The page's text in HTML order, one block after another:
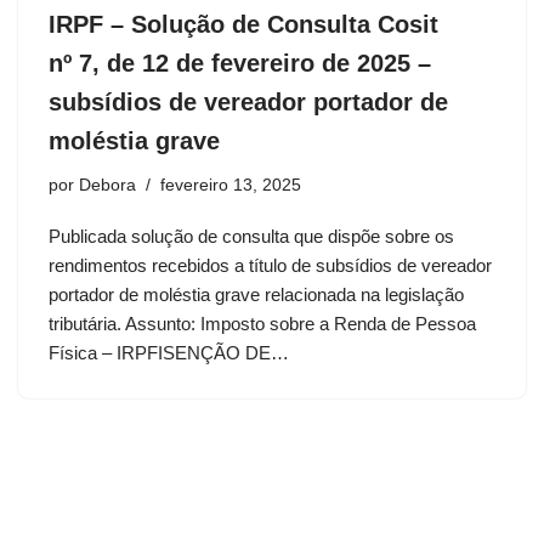
IRPF – Solução de Consulta Cosit
nº 7, de 12 de fevereiro de 2025 –
subsídios de vereador portador de
moléstia grave
por Debora fevereiro 13, 2025
Publicada solução de consulta que dispõe sobre os
rendimentos recebidos a título de subsídios de vereador
portador de moléstia grave relacionada na legislação
tributária. Assunto: Imposto sobre a Renda de Pessoa
Física – IRPFISENÇÃO DE…